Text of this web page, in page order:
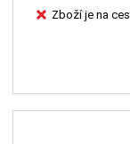
Zboží je na